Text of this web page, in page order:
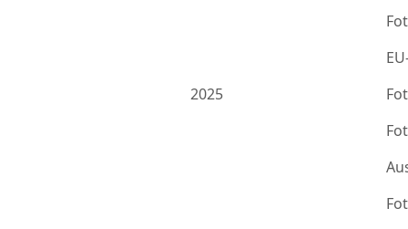
2025